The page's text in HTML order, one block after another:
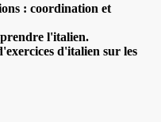
: coordination et
l'italien.
d'italien sur les